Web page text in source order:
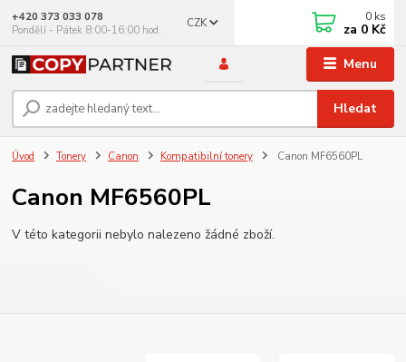
Menu
CZK
Hledat
+420 373 033 078
Pondělí - Pátek 8:00-16:00 hod.
0 ks
za 0 Kč
Úvod Tonery Canon Kompatibilní tonery Canon MF6560PL
Canon MF6560PL
V této kategorii nebylo nalezeno žádné zboží.